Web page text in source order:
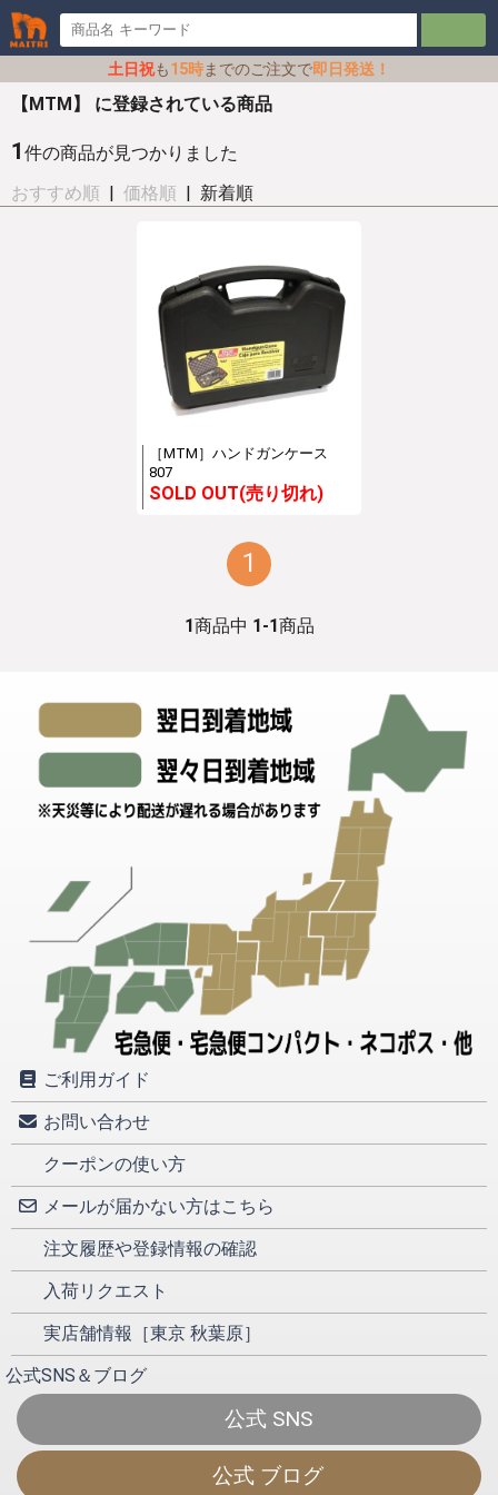
土日祝も15時までのご注文で即日発送！
【MTM】 に登録されている商品
1 件の商品が見つかりました
おすすめ順 | 価格順 | 新着順
［MTM］ハンドガンケース
807
SOLD OUT(売り切れ)
1
1商品中 1-1商品
ご利用ガイド
お問い合わせ
クーポンの使い方
メールが届かない方はこちら
注文履歴や登録情報の確認
入荷リクエスト
実店舗情報［東京 秋葉原］
公式SNS＆ブログ
公式 SNS
公式 ブログ